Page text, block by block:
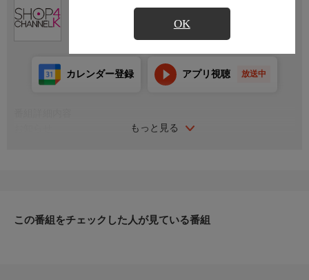
OK
ショップチャンネル ４Ｋ
もっと見る
カレンダー登録 アプリ視聴 放送中
ファッション、ビューティー、ホームグッズ、グルメなど、バイ
この番組をチェックした人が見ている番組